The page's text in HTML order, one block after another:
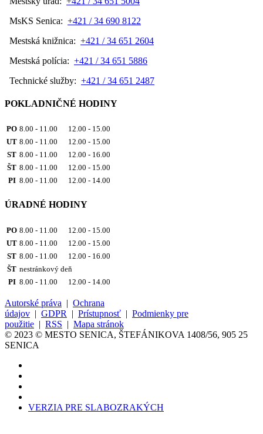
MsKS Senica: +421 / 34 690 8122
Mestská knižnica: +421 / 34 651 2604
Mestská polícia: +421 / 34 651 5886
Technické služby: +421 / 34 651 2487
POKLADNIČNÉ HODINY
PO 8.00 - 11.00 12.00 - 15.00
UT 8.00 - 11.00 12.00 - 15.00
ST 8.00 - 11.00 12.00 - 16.00
ŠT 8.00 - 11.00 12.00 - 15.00
PI 8.00 - 11.00 12.00 - 14.00
ÚRADNÉ HODINY
PO 8.00 - 11.00 12.00 - 15.00
UT 8.00 - 11.00 12.00 - 15.00
ST 8.00 - 11.00 12.00 - 16.00
ŠT nestránkový deň
PI 8.00 - 11.00 12.00 - 14.00
Autorské práva | Ochrana
údajov | GDPR | Prístupnosť | Podmienky pre
použitie | RSS | Mapa stránok
© 2023 © MESTO SENICA, ŠTEFÁNIKOVA 1408/56, 905 25
SENICA
VERZIA PRE SLABOZRAKÝCH